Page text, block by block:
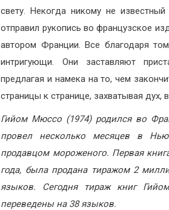
свету. Некогда никому не
отправил рукопись во французское
автором Франции. Все благодаря
интригующи. Они заставляют
предлагая и намека на то, чем
страницы к странице, захватывая дух,
Гийом Мюссо (1974) родился во
провел несколько месяцев в
продавцом мороженого. Первая
года, была продана тиражом 2
языков. Сегодня тираж книг
переведены на 38 языков.